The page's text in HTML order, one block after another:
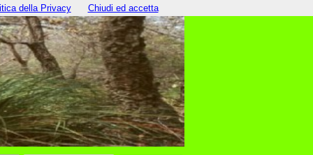
della Privacy Chiudi ed accetta